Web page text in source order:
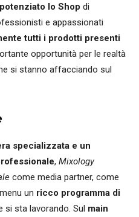
potenziato lo Shop di
e appassionati
tutti i prodotti presenti
opportunità per le realtà
si stanno affacciando sul
specializzata e un
, Mixology
come media partner, come
un ricco programma di
si sta lavorando. Sul main